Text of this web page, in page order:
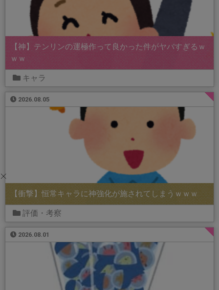
【神】テンリンの運極作って良かった件がヤバすぎるｗ
ｗｗ
キャラ
2026.08.05
【衝撃】恒常キャラに神強化が施されてしまうｗｗｗ
評価・考察
2026.08.01